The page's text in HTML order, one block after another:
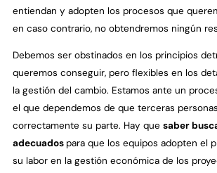
entiendan y adopten los procesos que
en caso contrario, no obtendremos ningún
Debemos ser obstinados en los principios
queremos conseguir, pero flexibles en los
la gestión del cambio. Estamos ante un
el que dependemos de que terceras
correctamente su parte. Hay que saber
adecuados para que los equipos adopten el
su labor en la gestión económica de los